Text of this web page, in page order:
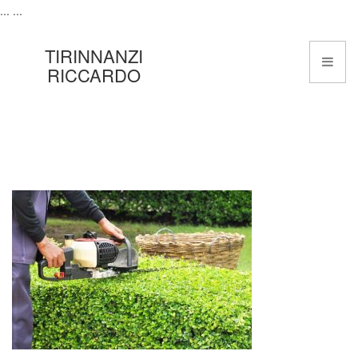
... ...
TIRINNANZI
RICCARDO